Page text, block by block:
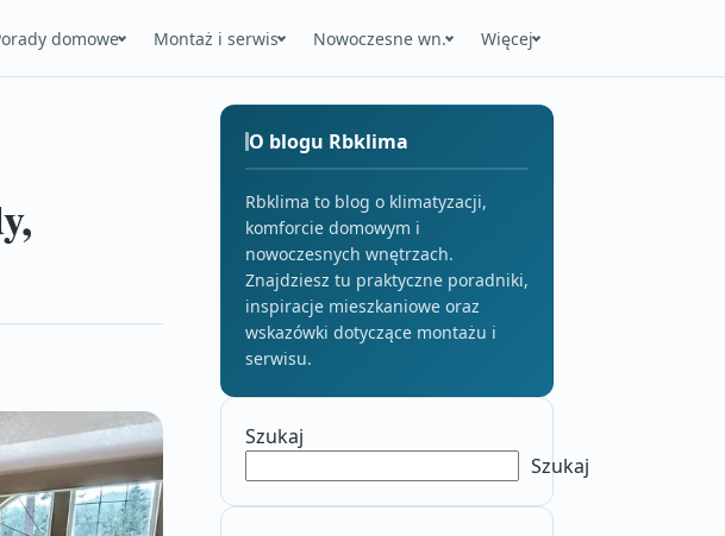
domowe Montaż i serwis Nowoczesne wn. Więcej
O blogu Rbklima
Rbklima to blog o klimatyzacji,
komforcie domowym i
nowoczesnych wnętrzach.
Znajdziesz tu praktyczne poradniki,
inspiracje mieszkaniowe oraz
wskazówki dotyczące montażu i
serwisu.
Szukaj
Szukaj